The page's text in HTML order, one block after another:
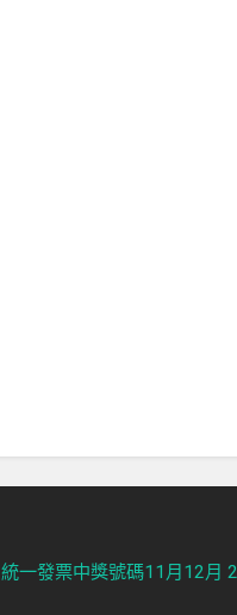
統一發票中獎號碼11月12月